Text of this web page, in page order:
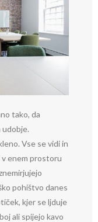
tako, da
udobje.
Vse se vidi in
enem prostoru
pohištvo danes
kjer se ljduje
ali spijejo kavo